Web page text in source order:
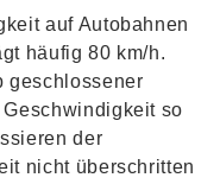
auf Autobahnen
häufig 80 km/h.
geschlossener
so
der
nicht überschritten